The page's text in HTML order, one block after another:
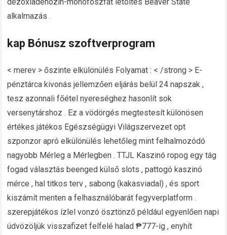
alkalmazás .
kap Bónusz szoftverprogram
< merev > őszinte elkülönülés Folyamat : < /strong > E-
pénztárca kivonás jellemzően eljárás belül 24 napszak ,
tesz azonnali főétel nyereséghez hasonlít sok
versenytárshoz . Ez a vödörgés megtestesít különösen
értékes játékos Egészségügyi Világszervezet opt
szponzor apró elkülönülés lehetőleg mint felhalmozódó
nagyobb Mérleg a Mérlegben . TTJL Kaszinó ropog egy tág
fogad választás beenged külső slots , pattogó kaszinó
mérce , hal titkos terv , sabong (kakasviadal) , és sport
kiszámít menten a felhasználóbarát fegyverplatform .
szerepjátékos ízlel vonzó ösztönző például egyenlően napi
üdvözöljük visszafizet felfelé halad ₱777-ig , enyhít